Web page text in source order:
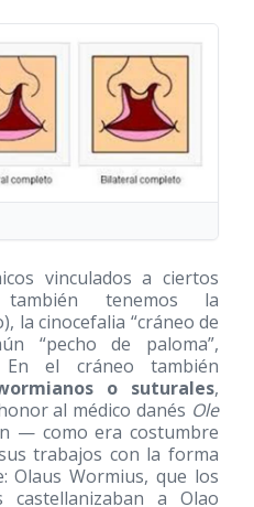
vinculados a ciertos
también tenemos la
la cinocefalia “cráneo de
“pecho de paloma”,
En el cráneo también
o suturales,
al médico danés Ole
— como era costumbre
trabajos con la forma
Olaus Wormius, que los
castellanizaban a Olao